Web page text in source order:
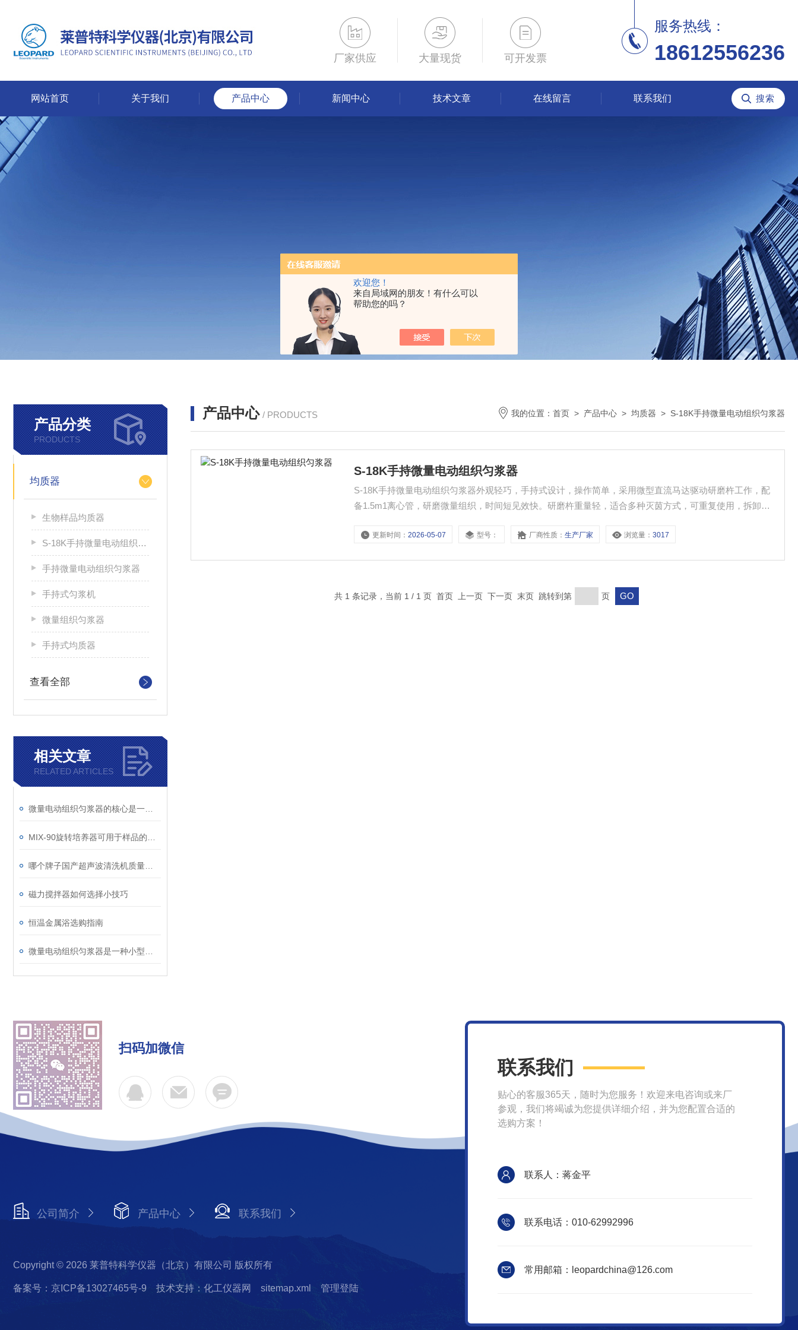
欢迎您！
来自局域网的朋友！有什么可以
帮助您的吗？
厂家供应 大量现货 可开发票
服务热线：
18612556236
网站首页 关于我们 产品中心 新闻中心 技术文章 在线留言 联系我们
产品分类
PRODUCTS
均质器
生物样品均质器
S-18K手持微量电动组织匀浆器
手持微量电动组织匀浆器
手持式匀浆机
微量组织匀浆器
手持式均质器
查看全部
相关文章
RELATED ARTICLES
磁力搅拌器如何选择小技巧
恒温金属浴选购指南
产品中心 / PRODUCTS 我的位置： 首页 > 产品中心 > 均质器 > S-18K手持微量电动组织匀浆器
S-18K手持微量电动组织匀浆器
S-18K手持微量电动组织匀浆器外观轻巧，手持式设计，操作简单，采用微型直流马达驱动研磨杵工作，配
备1.5m1离心管，研磨微量组织，时间短见效快。研磨杵重量轻，适合多种灭茵方式，可重复使用，拆卸方
更新时间：2026-05-07 型号： 厂商性质：生产厂家 浏览量：3017
共 1 条记录，当前 1 / 1 页 首页 上一页 下一页 末页 跳转到第 页
扫码加微信
公司简介 产品中心 联系我们
Copyright © 2026 莱普特科学仪器（北京）有限公司 版权所有
备案号：京ICP备13027465号-9 技术支持：化工仪器网 sitemap.xml 管理登陆
联系我们
贴心的客服365天，随时为您服务！欢迎来电咨询或来厂
参观，我们将竭诚为您提供详细介绍，并为您配置合适的
选购方案！
联系人：蒋金平
联系电话：010-62992996
常用邮箱：leopardchina@126.com